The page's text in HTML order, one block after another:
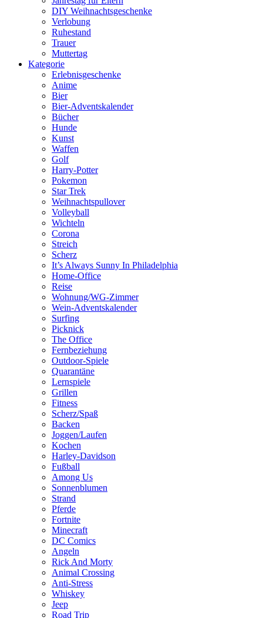
DIY Weihnachtsgeschenke
Verlobung
Ruhestand
Trauer
Muttertag
Kategorie
Erlebnisgeschenke
Anime
Bier
Bier-Adventskalender
Bücher
Hunde
Kunst
Waffen
Golf
Harry-Potter
Pokemon
Star Trek
Weihnachtspullover
Volleyball
Wichteln
Corona
Streich
Scherz
It’s Always Sunny In Philadelphia
Home-Office
Reise
Wohnung/WG-Zimmer
Wein-Adventskalender
Surfing
Picknick
The Office
Fernbeziehung
Outdoor-Spiele
Quarantäne
Lernspiele
Grillen
Fitness
Scherz/Spaß
Backen
Joggen/Laufen
Kochen
Harley-Davidson
Fußball
Among Us
Sonnenblumen
Strand
Pferde
Fortnite
Minecraft
DC Comics
Angeln
Rick And Morty
Animal Crossing
Anti-Stress
Whiskey
Jeep
Road Trip